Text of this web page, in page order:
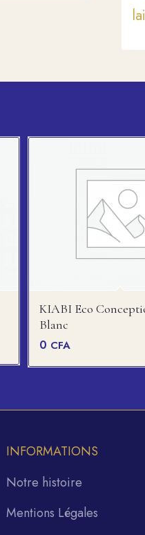
KIABI Eco
Blanc
0 CFA
INFORMATIONS
Notre histoire
Mentions Légales